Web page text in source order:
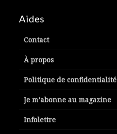
Aides
Contact
À propos
Politique de confidentialité
Je m’abonne au magazine
Infolettre